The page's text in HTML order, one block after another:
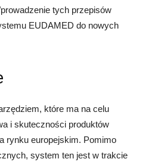
tych przepisów
EUDAMED do nowych
które ma na celu
i skuteczności produktów
rynku europejskim. Pomimo
system ten jest w trakcie